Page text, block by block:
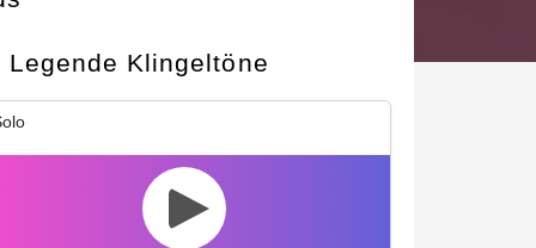
Legende Klingeltöne
Privacy Policy Close